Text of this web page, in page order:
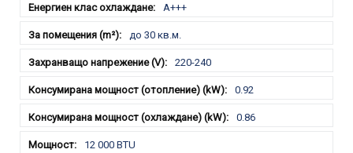
A+++
до 30 кв.м.
220-240
0.92
0.86
12 000 BTU